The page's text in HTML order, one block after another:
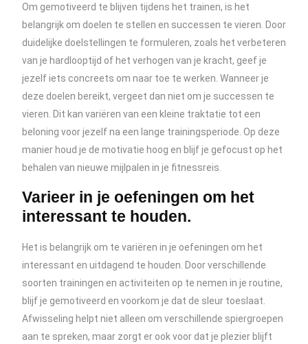
Om gemotiveerd te blijven tijdens het trainen, is het
belangrijk om doelen te stellen en successen te vieren. Door
duidelijke doelstellingen te formuleren, zoals het verbeteren
van je hardlooptijd of het verhogen van je kracht, geef je
jezelf iets concreets om naar toe te werken. Wanneer je
deze doelen bereikt, vergeet dan niet om je successen te
vieren. Dit kan variëren van een kleine traktatie tot een
beloning voor jezelf na een lange trainingsperiode. Op deze
manier houd je de motivatie hoog en blijf je gefocust op het
behalen van nieuwe mijlpalen in je fitnessreis.
Varieer in je oefeningen om het
interessant te houden.
Het is belangrijk om te variëren in je oefeningen om het
interessant en uitdagend te houden. Door verschillende
soorten trainingen en activiteiten op te nemen in je routine,
blijf je gemotiveerd en voorkom je dat de sleur toeslaat.
Afwisseling helpt niet alleen om verschillende spiergroepen
aan te spreken, maar zorgt er ook voor dat je plezier blijft